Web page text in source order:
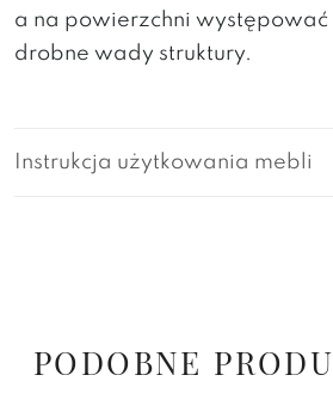
a na powierzchni występować
drobne wady struktury.
Instrukcja użytkowania mebli
PODOBNE